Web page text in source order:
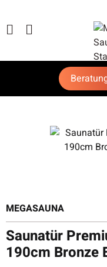
MEGASAUNA
Saunatür
190cm Bronze